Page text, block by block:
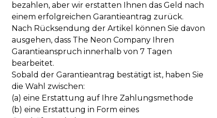
bezahlen, aber wir erstatten Ihnen das Geld nach
einem erfolgreichen Garantieantrag zurück.
Nach Rücksendung der Artikel können Sie davon
ausgehen, dass The Neon Company Ihren
Garantieanspruch innerhalb von 7 Tagen
bearbeitet.
Sobald der Garantieantrag bestätigt ist, haben Sie
die Wahl zwischen:
(a) eine Erstattung auf Ihre Zahlungsmethode
(b) eine Erstattung in Form eines